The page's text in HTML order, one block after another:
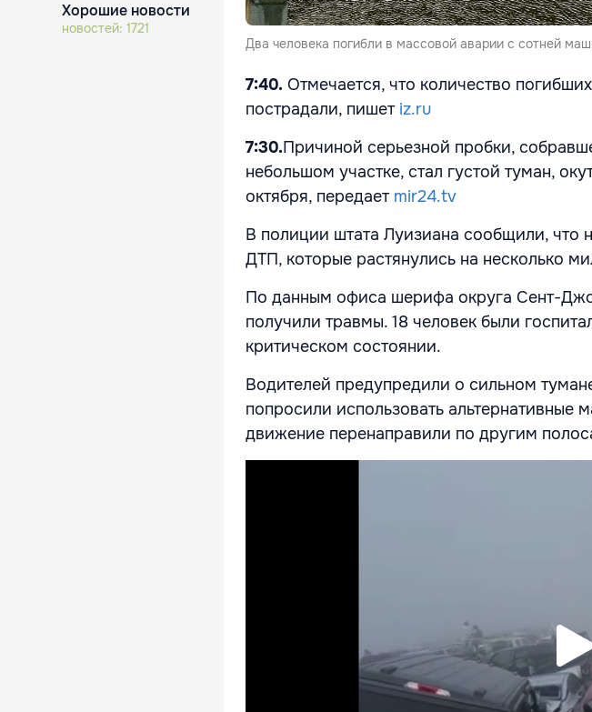
Хорошие новости
новостей: 1721
Два человека погибли в массовой аварии с сотней
7:40. Отмечается, что количество
пострадали, пишет iz.ru
7:30.Причиной серьезной пробки,
небольшом участке, стал густой туман,
октября, передает mir24.tv
В полиции штата Луизиана сообщили, что
ДТП, которые растянулись на несколько
По данным офиса шерифа округа Сент-
получили травмы. 18 человек были
критическом состоянии.
Водителей предупредили о сильном
попросили использовать альтернативные
движение перенаправили по другим